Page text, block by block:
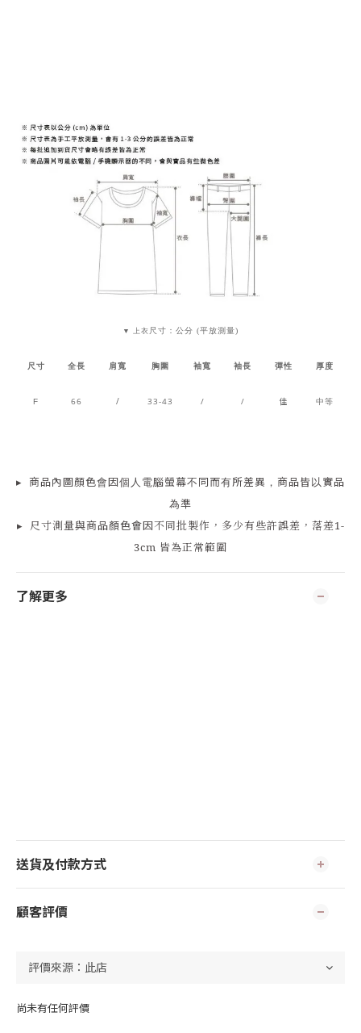
▼ 上衣 尺寸：公分 (平放測量)
尺寸 全長 肩寬 胸圍 袖寬 袖長 彈性 厚度
F 66 / 33-43 / / 佳 中等
▸ 商品內圖顏色會因個人電腦螢幕不同而有所差異，商品皆以實品
為準
▸ 尺寸測量與商品顏色會因不同批製作，多少有些許誤差，落差1-
3cm 皆為正常範圍
了解更多
送貨及付款方式
顧客評價
尚未有任何評價